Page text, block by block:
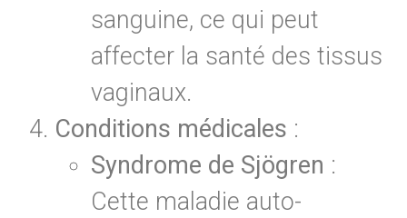
sanguine, ce qui peut
affecter la santé des tissus
vaginaux.
Conditions médicales :
Syndrome de Sjögren :
Cette maladie auto-